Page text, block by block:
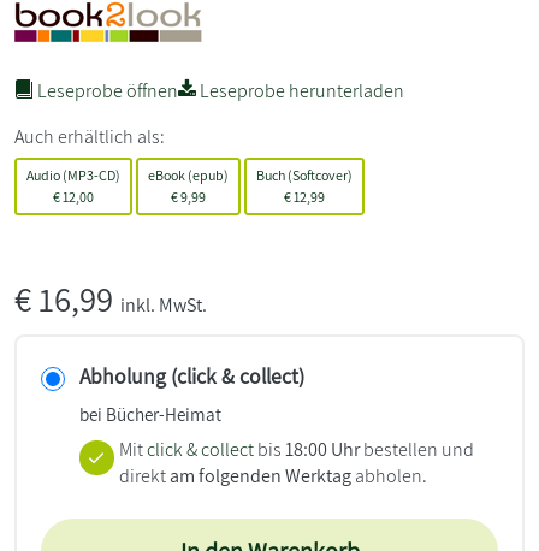
Leseprobe öffnen
Leseprobe herunterladen
Auch erhältlich als:
Audio (MP3-CD)
€12,00
eBook (epub)
€9,99
Buch (Softcover)
€12,99
€16,99 inkl. MwSt.
Abholung (click & collect)
bei Bücher-Heimat
Mitclick & collect bis18:00 Uhrbestellen und
direktam folgenden Werktagabholen.